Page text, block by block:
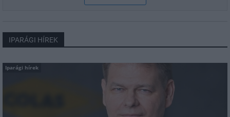
IPARÁGI HÍREK
Iparági hírek